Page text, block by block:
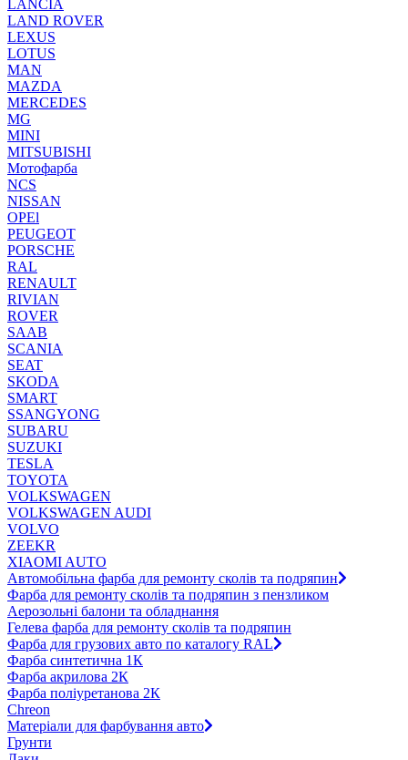
LANCIA
LAND ROVER
LEXUS
LOTUS
MAN
MAZDA
MERCEDES
MG
MINI
MITSUBISHI
Мотофарба
NCS
NISSAN
OPEl
PEUGEOT
PORSCHE
RAL
RENAULT
RIVIAN
ROVER
SAAB
SCANIA
SEAT
SKODA
SMART
SSANGYONG
SUBARU
SUZUKI
TESLA
TOYOTA
VOLKSWAGEN
VOLKSWAGEN AUDI
VOLVO
ZEEKR
XIAOMI AUTO
Автомобільна фарба для ремонту сколів та подряпин
Фарба для ремонту сколів та подряпин з пензликом
Аерозольні балони та обладнання
Гелева фарба для ремонту сколів та подряпин
Фарба для грузових авто по каталогу RAL
Фарба синтетична 1К
Фарба акрилова 2К
Фарба поліуретанова 2К
Chreon
Матеріали для фарбування авто
Грунти